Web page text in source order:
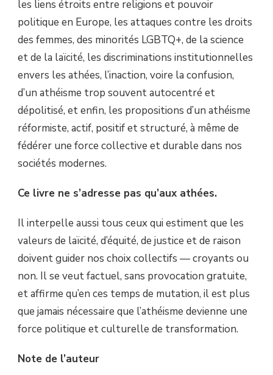
les liens étroits entre religions et pouvoir
politique en Europe, les attaques contre les droits
des femmes, des minorités LGBTQ+, de la science
et de la laïcité, les discriminations institutionnelles
envers les athées, l’inaction, voire la confusion,
d’un athéisme trop souvent autocentré et
dépolitisé, et enfin, les propositions d’un athéisme
réformiste, actif, positif et structuré, à même de
fédérer une force collective et durable dans nos
sociétés modernes.
Ce livre ne s’adresse pas qu’aux athées.
Il interpelle aussi tous ceux qui estiment que les
valeurs de laïcité, d’équité, de justice et de raison
doivent guider nos choix collectifs — croyants ou
non. Il se veut factuel, sans provocation gratuite,
et affirme qu’en ces temps de mutation, il est plus
que jamais nécessaire que l’athéisme devienne une
force politique et culturelle de transformation.
Note de l’auteur